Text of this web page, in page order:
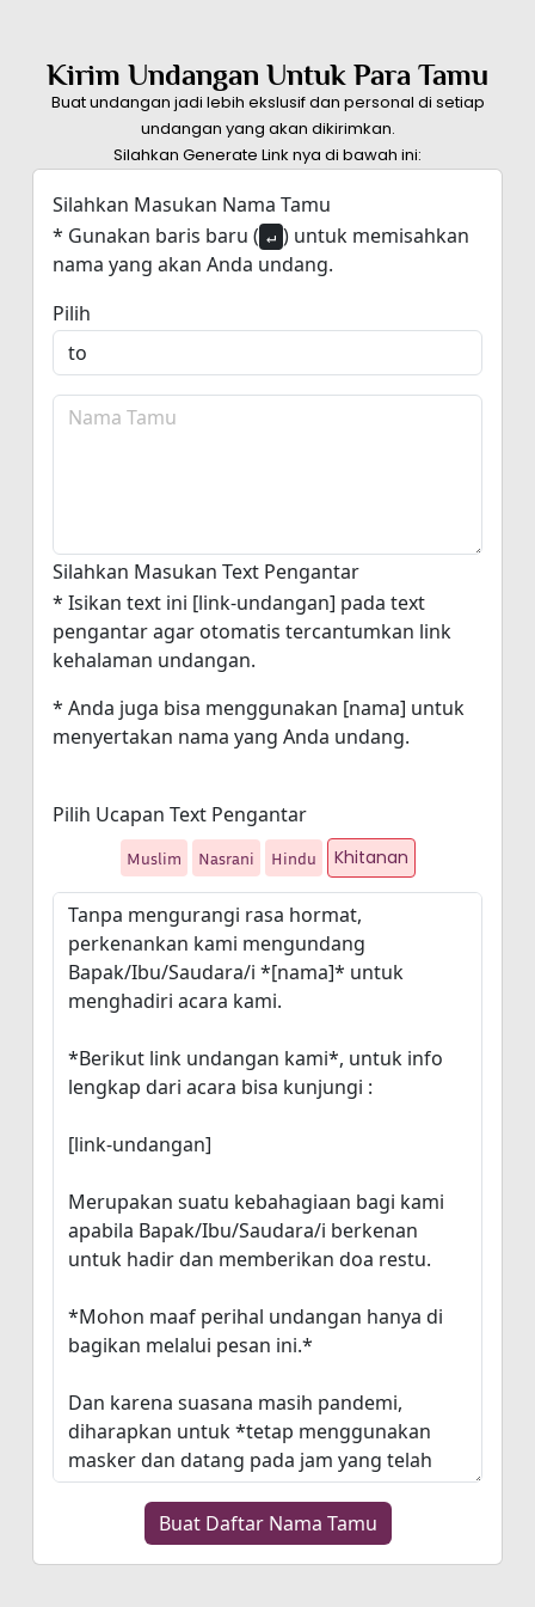
Kirim Undangan Untuk Para Tamu
Buat undangan jadi lebih ekslusif dan personal di setiap
undangan yang akan dikirimkan.
Silahkan Generate Link nya di bawah ini:
Silahkan Masukan Nama Tamu
* Gunakan baris baru ( ↵ ) untuk memisahkan
nama yang akan Anda undang.
Pilih
Silahkan Masukan Text Pengantar
* Isikan text ini [link-undangan] pada text
pengantar agar otomatis tercantumkan link
kehalaman undangan.
* Anda juga bisa menggunakan [nama] untuk
menyertakan nama yang Anda undang.
Pilih Ucapan Text Pengantar
Muslim Nasrani Hindu Khitanan
Buat Daftar Nama Tamu